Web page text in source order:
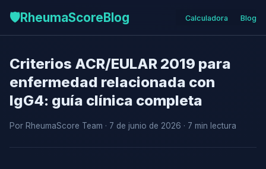
🛡️RheumaScoreBlog Calculadora Blog
Criterios ACR/EULAR 2019 para
enfermedad relacionada con
IgG4: guía clínica completa
Por RheumaScore Team · 7 de junio de 2026 · 7 min lectura